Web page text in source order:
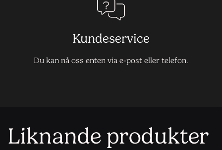
Kundeservice
Du kan nå oss enten via e-post eller telefon.
Liknande produkter